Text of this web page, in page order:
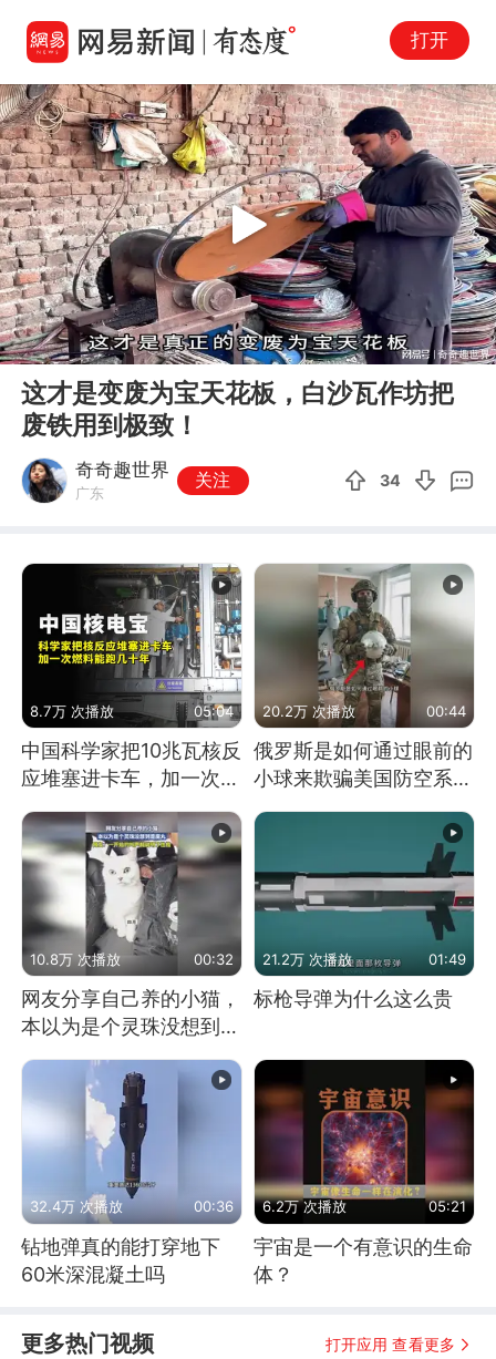
打开
00:00 03:36
Play
这才是变废为宝天花板，白沙瓦作坊把
废铁用到极致！
奇奇趣世界
广东
关注 34
8.7万 次播放 05:04
中国科学家把10兆瓦核反
应堆塞进卡车，加一次燃
料能跑几十年
20.2万 次播放 00:44
俄罗斯是如何通过眼前的
小球来欺骗美国防空系统
的
10.8万 次播放 00:32
网友分享自己养的小猫，
本以为是个灵珠没想到是
21.2万 次播放 01:49
标枪导弹为什么这么贵
32.4万 次播放 00:36
钻地弹真的能打穿地下
60米深混凝土吗
6.2万 次播放 05:21
宇宙是一个有意识的生命
体？
更多热门视频 打开应用 查看更多